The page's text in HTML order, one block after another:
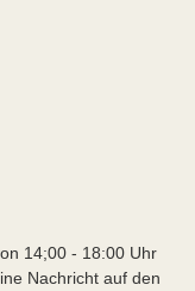
14;00 - 18:00 Uhr
Nachricht auf den